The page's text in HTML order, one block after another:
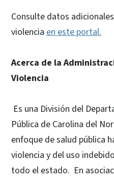
Consulte datos
violencia en este portal.
Acerca de la
Violencia
Es una División del
Pública de Carolina del
enfoque de salud pública
violencia y del uso
todo el estado. En